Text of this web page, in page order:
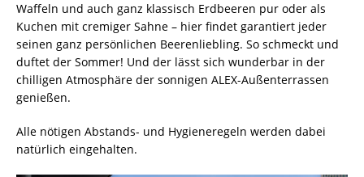
Waffeln und auch ganz klassisch Erdbeeren pur oder als
Kuchen mit cremiger Sahne – hier findet garantiert jeder
seinen ganz persönlichen Beerenliebling. So schmeckt und
duftet der Sommer! Und der lässt sich wunderbar in der
chilligen Atmosphäre der sonnigen ALEX-Außenterrassen
genießen.
Alle nötigen Abstands- und Hygieneregeln werden dabei
natürlich eingehalten.